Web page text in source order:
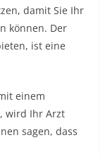
damit Sie Ihr
können. Der
ist eine
einem
wird Ihr Arzt
sagen, dass